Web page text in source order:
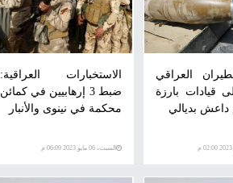
العراقي
قيادات بارزة
داعش بديالي
الاستخبارات العراقية:
ضبط 3 إرهابيين في كمائن
محكمة في نينوى والأنبار
السبت، 06 مايو 2023 06:09 م